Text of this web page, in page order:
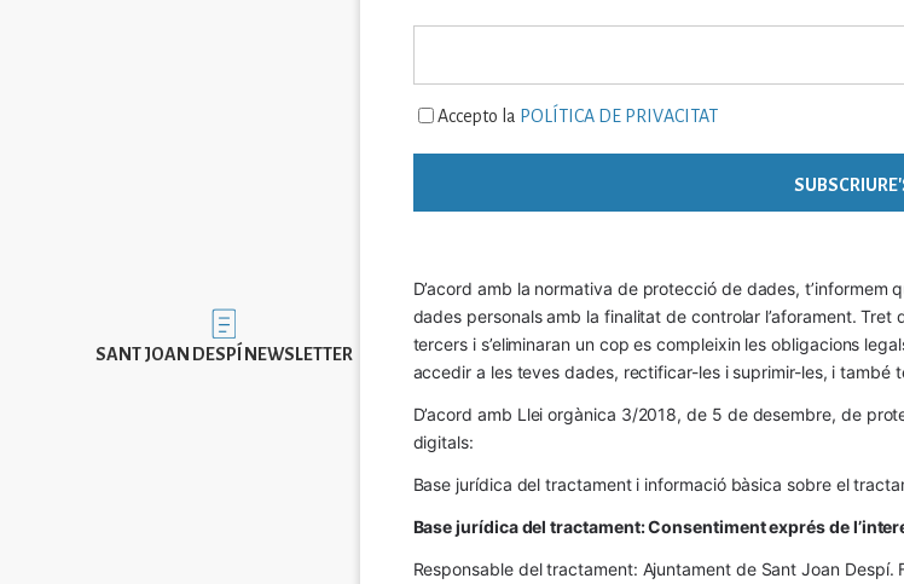
Imatge
SANT JOAN DESPÍ NEWSLETTER
Accepto la POLÍTICA DE PRIVACITAT
D’acord amb la normativa de protecció de dades, t’informem
dades personals amb la finalitat de controlar l’aforament. Tret
tercers i s’eliminaran un cop es compleixin les obligacions
accedir a les teves dades, rectificar-les i suprimir-les, i també
D’acord amb Llei orgànica 3/2018, de 5 de desembre, de
digitals:
Base jurídica del tractament i informació bàsica sobre el
Base jurídica del tractament: Consentiment exprés de
Responsable del tractament: Ajuntament de Sant Joan